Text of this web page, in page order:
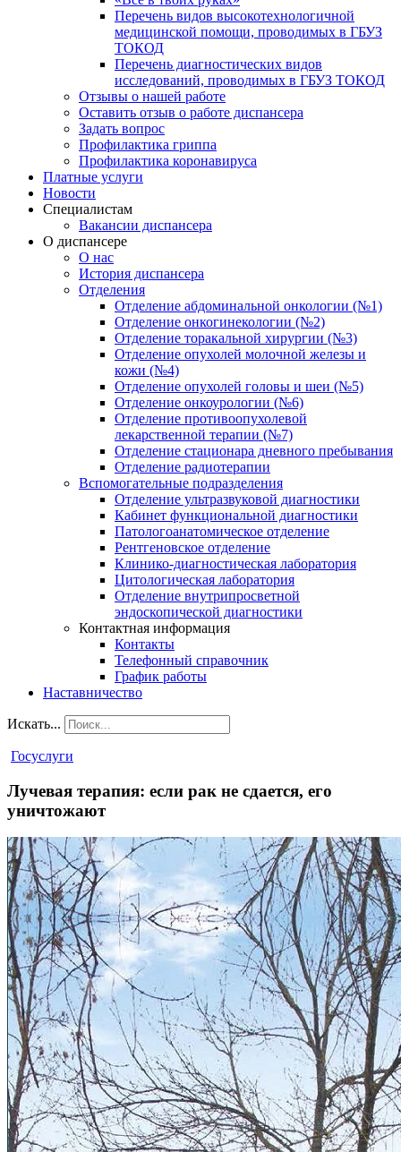
Перечень видов высокотехнологичной
медицинской помощи, проводимых в ГБУЗ
ТОКОД
Перечень диагностических видов
исследований, проводимых в ГБУЗ ТОКОД
Отзывы о нашей работе
Оставить отзыв о работе диспансера
Задать вопрос
Профилактика гриппа
Профилактика коронавируса
Платные услуги
Новости
Специалистам
Вакансии диспансера
О диспансере
О нас
История диспансера
Отделения
Отделение абдоминальной онкологии (№1)
Отделение онкогинекологии (№2)
Отделение торакальной хирургии (№3)
Отделение опухолей молочной железы и
кожи (№4)
Отделение опухолей головы и шеи (№5)
Отделение онкоурологии (№6)
Отделение противоопухолевой
лекарственной терапии (№7)
Отделение стационара дневного пребывания
Отделение радиотерапии
Вспомогательные подразделения
Отделение ультразвуковой диагностики
Кабинет функциональной диагностики
Патологоанатомическое отделение
Рентгеновское отделение
Клинико-диагностическая лаборатория
Цитологическая лаборатория
Отделение внутрипросветной
эндоскопической диагностики
Контактная информация
Контакты
Телефонный справочник
График работы
Наставничество
Искать...
Госуслуги
Лучевая терапия: если рак не сдается, его
уничтожают